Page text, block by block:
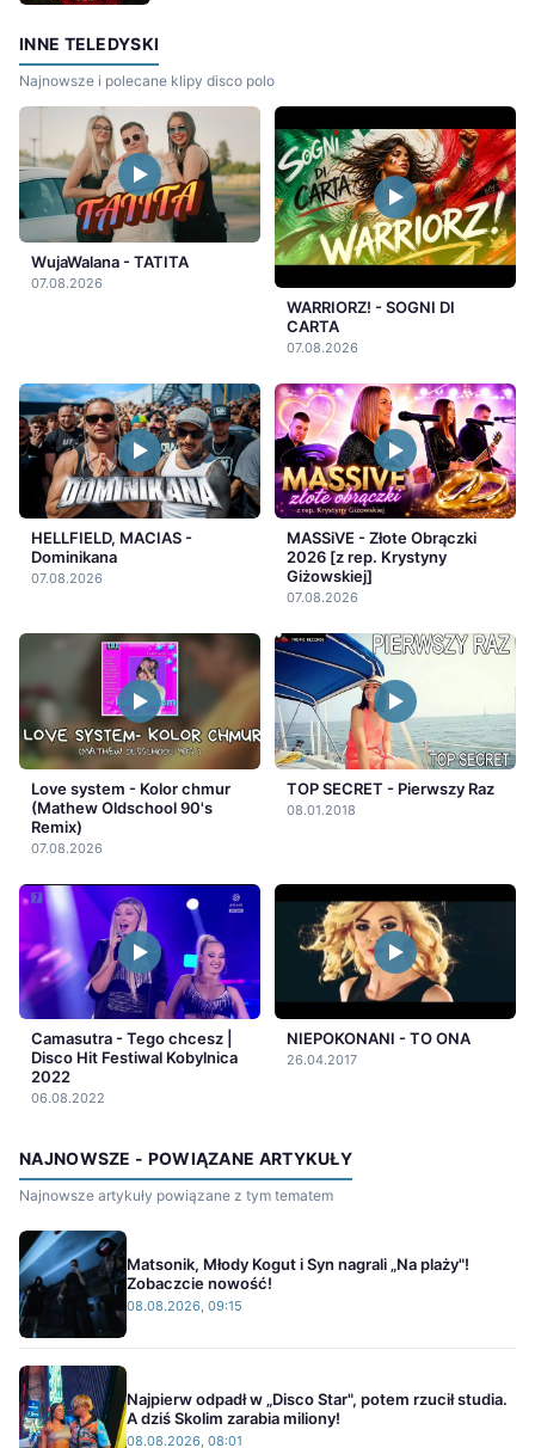
INNE TELEDYSKI
Najnowsze i polecane klipy disco polo
WujaWalana - TATITA
07.08.2026
WARRIORZ! - SOGNI DI
CARTA
07.08.2026
HELLFIELD, MACIAS -
Dominikana
07.08.2026
MASSiVE - Złote Obrączki
2026 [z rep. Krystyny
Giżowskiej]
07.08.2026
Love system - Kolor chmur
(Mathew Oldschool 90's
Remix)
07.08.2026
TOP SECRET - Pierwszy Raz
08.01.2018
Camasutra - Tego chcesz |
Disco Hit Festiwal Kobylnica
2022
06.08.2022
NIEPOKONANI - TO ONA
26.04.2017
NAJNOWSZE - POWIĄZANE ARTYKUŁY
Najnowsze artykuły powiązane z tym tematem
Matsonik, Młody Kogut i Syn nagrali „Na plaży"!
Zobaczcie nowość!
08.08.2026, 09:15
Najpierw odpadł w „Disco Star", potem rzucił studia.
A dziś Skolim zarabia miliony!
08.08.2026, 08:01